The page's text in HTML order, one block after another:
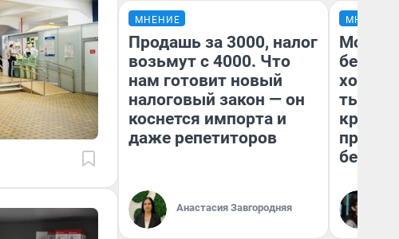
МНЕНИЕ
Продашь за 3000, налог
возьмут с 4000. Что
нам готовит новый
налоговый закон — он
коснется импорта и
даже репетиторов
Анастасия Завгородняя
МНЕНИЕ
Мой
хотела
тысяч,